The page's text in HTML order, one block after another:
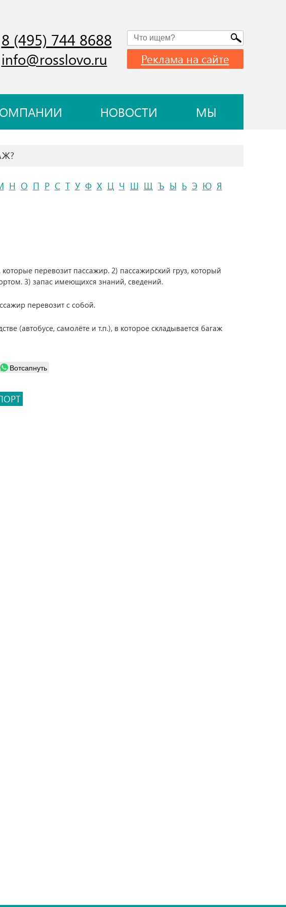
8 (495) 744 8688
info@rosslovo.ru Реклама на сайте
НОВОСТИ МЫ
Н О П Р С Т У Ф Х Ц Ч Ш Щ Ъ Ы Ь Э Ю Я
перевозит пассажир. 2) пассажирский груз, который
3) запас имеющихся знаний, сведений.
перевозит с собой.
(автобусе, самолёте и т.п.), в которое складывается багаж
Вотсапнуть